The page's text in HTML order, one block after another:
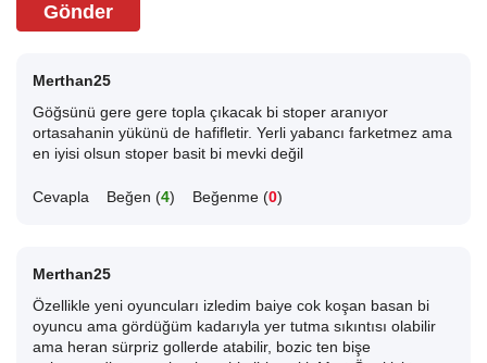
Gönder
Merthan25
Göğsünü gere gere topla çıkacak bi stoper aranıyor
ortasahanin yükünü de hafifletir. Yerli yabancı farketmez ama
en iyisi olsun stoper basit bi mevki değil
Cevapla Beğen (4) Beğenme (0)
Merthan25
Özellikle yeni oyuncuları izledim baiye cok koşan basan bi
oyuncu ama gördüğüm kadarıyla yer tutma sıkıntısı olabilir
ama heran sürpriz gollerde atabilir, bozic ten bişe